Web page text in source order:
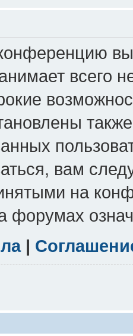
всего
вам
на
форумах
|